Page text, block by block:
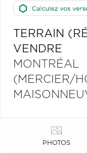
TERRAIN
VENDRE
MONTRÉAL
(MERCIER/
PHOTOS